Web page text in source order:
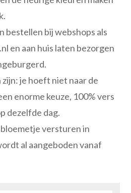
bestellen bij webshops als
en aan huis laten bezorgen
je hoeft niet naar de
enorme keuze, 100% vers
dezelfde dag.
versturen in
al aangeboden vanaf